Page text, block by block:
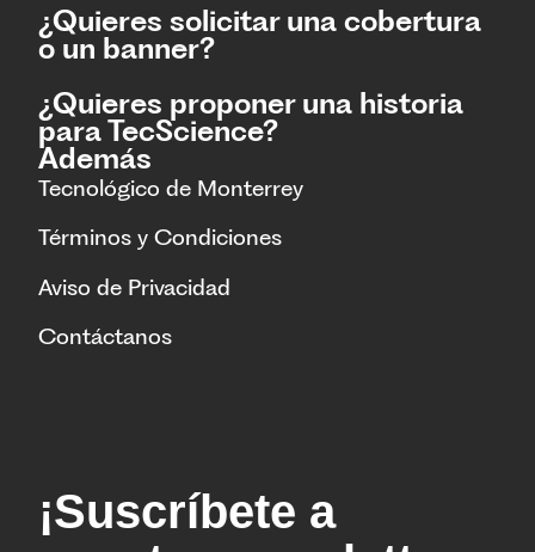
¿Quieres solicitar una cobertura
o un banner?
¿Quieres proponer una historia
para TecScience?
Además
Tecnológico de Monterrey
Términos y Condiciones
Aviso de Privacidad
Contáctanos
¡Suscríbete a